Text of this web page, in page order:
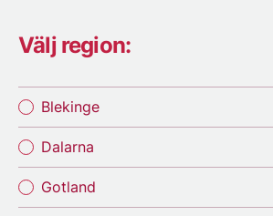
Välj region:
Blekinge
Dalarna
Gotland